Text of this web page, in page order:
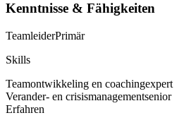
Kenntnisse & Fähigkeiten
TeamleiderPrimär
Skills
Teamontwikkeling en coachingexpert
Verander- en crisismanagementsenior
Erfahren